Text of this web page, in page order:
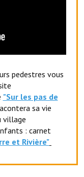
volontaires
pedestres vous
"Sur les pas de
sa vie
village
: carnet
et Rivière"